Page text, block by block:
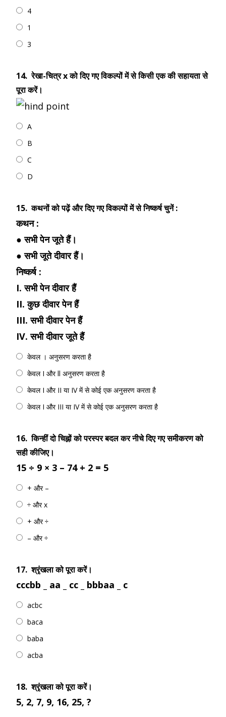
4
1
3
14. रेखा-चित्र x को दिए गए विकल्पों में से किसी एक की सहायता से
पूरा करें।
A
B
C
D
15. कथनों को पढ़ें और दिए गए विकल्पों में से निष्कर्ष चुनें :
कथन :
● सभी पेन जूते हैं।
● सभी जूते दीवार हैं।
निष्कर्ष :
I. सभी पेन दीवार हैं
II. कुछ दीवार पेन हैं
III. सभी दीवार पेन हैं
IV. सभी दीवार जूते हैं
केवल । अनुसरण करता है
केवल I और ll अनुसरण करता है
केवल I और II या IV में से कोई एक अनुसरण करता है
केवल I और III या IV में से कोई एक अनुसरण करता है
16. किन्हीं दो चिह्नों को परस्पर बदल कर नीचे दिए गए समीकरण को
सही कीजिए।
15 ÷ 9 × 3 – 74 + 2 = 5
+ और –
÷ और x
+ और ÷
– और ÷
17. श्रृंखला को पूरा करें।
cccbb _ aa _ cc _ bbbaa _ c
acbc
baca
baba
acba
18. श्रृंखला को पूरा करें।
5, 2, 7, 9, 16, 25, ?